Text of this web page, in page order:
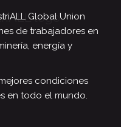
Global Union
de trabajadores en
energía y
condiciones
en todo el mundo.